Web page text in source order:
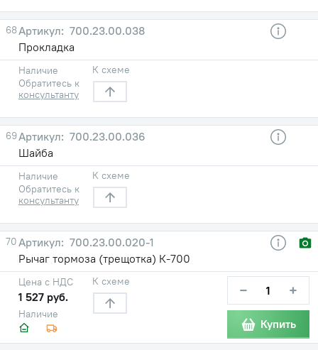
68
700.23.00.038
Прокладка
Наличие
Обратитесь к
консультанту
К схеме
69
700.23.00.036
Шайба
Наличие
Обратитесь к
консультанту
К схеме
70
700.23.00.020-1
Рычаг тормоза (трещотка) К-700
Наличие
Цена с НДС
1 527 руб.
К схеме − +
Купить